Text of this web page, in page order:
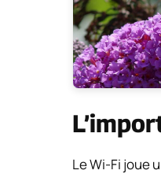
Le Wi-Fi joue